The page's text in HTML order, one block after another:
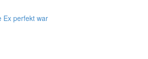
Ex perfekt war